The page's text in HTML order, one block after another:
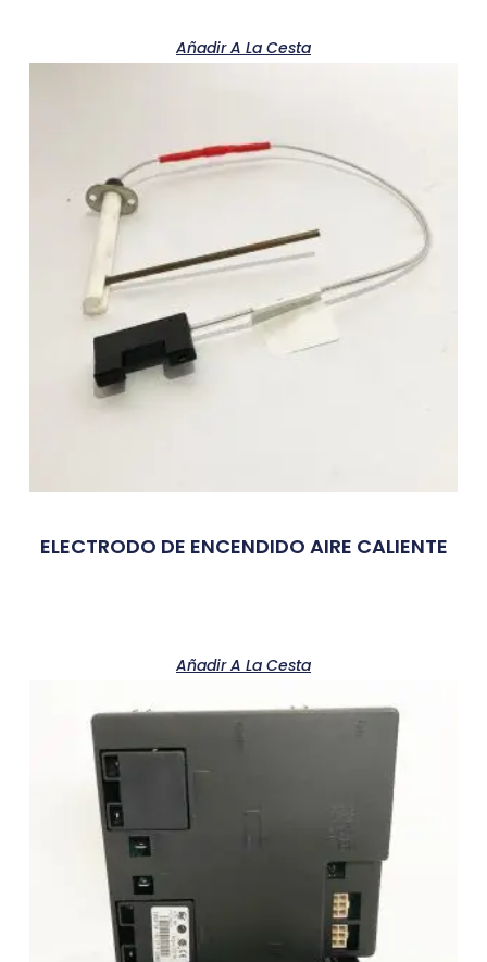
Añadir A La Cesta
ELECTRODO DE ENCENDIDO AIRE CALIENTE
Añadir A La Cesta